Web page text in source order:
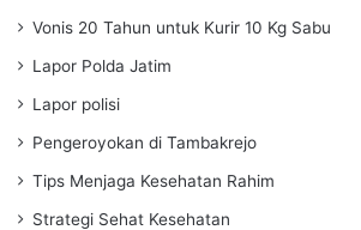
Vonis 20 Tahun untuk Kurir 10 Kg Sabu
Lapor Polda Jatim
Lapor polisi
Pengeroyokan di Tambakrejo
Tips Menjaga Kesehatan Rahim
Strategi Sehat Kesehatan